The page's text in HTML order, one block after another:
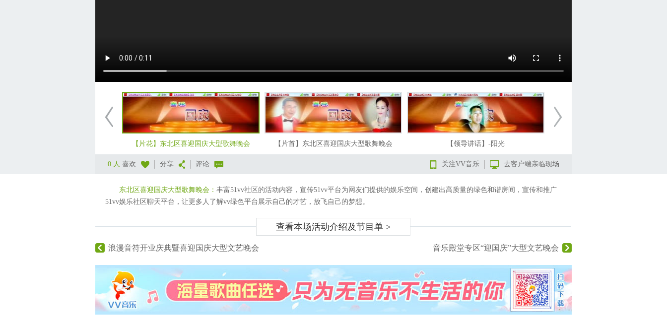
【片花】东北区喜迎国庆大型歌舞晚会 【片首】东北区喜迎国庆大型歌舞晚会 【领导讲话】-阳光
0 人 喜欢 分享 评论 去客户端亲临现场
关注VV音乐
东北区喜迎国庆大型歌舞晚会： 丰富51vv社区的活动内容，宣传51vv平台为网友们提供的娱乐空间，创建出高质量的绿色和谐房间，宣传和推广
51vv娱乐社区聊天平台，让更多人了解vv绿色平台展示自己的才艺，放飞自己的梦想。
查看本场活动介绍及节目单 >
浪漫音符开业庆典暨喜迎国庆大型文艺晚会 音乐殿堂专区“迎国庆”大型文艺晚会